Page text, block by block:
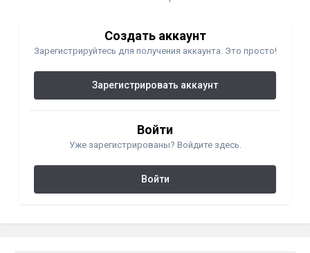
Создать аккаунт
Зарегистрируйтесь для получения аккаунта. Это просто!
Зарегистрировать аккаунт
Войти
Уже зарегистрированы? Войдите здесь.
Войти